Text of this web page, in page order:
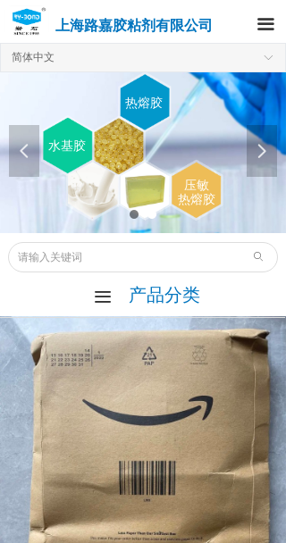
上海路嘉胶粘剂有限公司 끀
热熔胶
水基胶
压敏
热熔胶
넳 넲
ꀅ
简体中文
ꄙ
끀 产品分类